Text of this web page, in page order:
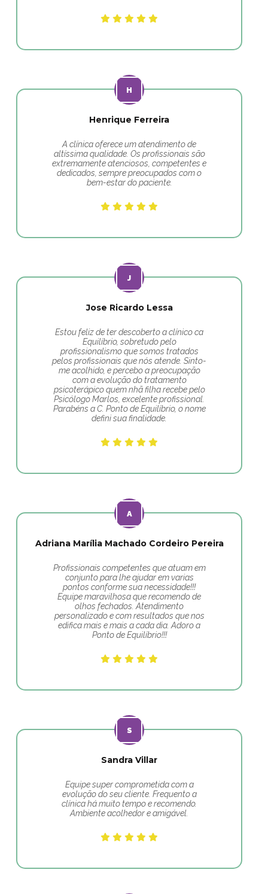
Henrique Ferreira
A clínica oferece um atendimento de
altíssima qualidade. Os profissionais são
extremamente atenciosos, competentes e
dedicados, sempre preocupados com o
bem-estar do paciente.
Jose Ricardo Lessa
Estou feliz de ter descoberto a clínico ca
Equilíbrio, sobretudo pelo
profissionalismo que somos tratados
pelos profissionais que nós atende. Sinto-
me acolhido, e percebo a preocupação
com a evolução do tratamento
psicoterápico quem nhã filha recebe pelo
Psicólogo Marlos, excelente profissional.
Parabéns a C. Ponto de Equilíbrio, o nome
defini sua finalidade.
Adriana Marília Machado Cordeiro Pereira
Profissionais competentes que atuam em
conjunto para lhe ajudar em varias
pontos conforme sua necessidade!!!
Equipe maravilhosa que recomendo de
olhos fechados. Atendimento
personalizado e com resultados que nos
edifica mais e mais a cada dia. Adoro a
Ponto de Equilíbrio!!!
Sandra Villar
Equipe super comprometida com a
evolução do seu cliente. Frequento a
clínica há muito tempo e recomendo.
Ambiente acolhedor e amigável.